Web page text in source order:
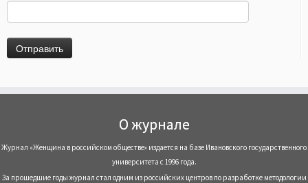
О журнале
Журнал «Женщина в российском обществе» издается на базе Ивановского государственного
университета с 1996 года.
За прошедшие годы журнал стал одним из российских центров по разработке методологии